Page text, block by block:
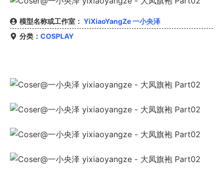
模型名称或工作室： YiXiaoYangZe 一小央泽
分类： COSPLAY